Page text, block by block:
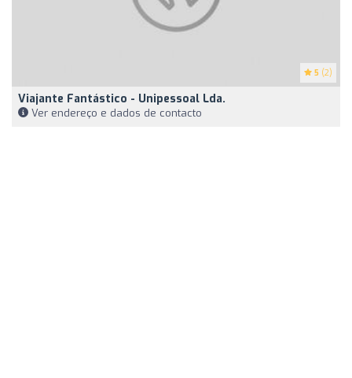
5 (2)
Viajante Fantástico - Unipessoal Lda.
Ver endereço e dados de contacto